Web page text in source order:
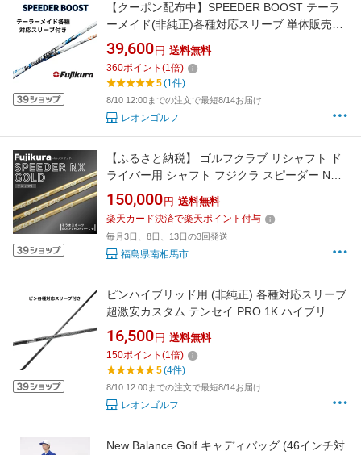
【クーポン配布中】SPEEDER BOOST テーラ
ーメイド(非純正)各種対応スリーブ 単体販売不
可 スピーダーブースト FUJIKURA フジクラ
39,600 円 送料無料
360ポイント (1倍)
5(1件)
8/10 12:00までの注文で最短8/14お届け
レオンゴルフ
【ふるさと納税】 ゴルフクラブ リシャフト ド
ライバー用 シャフト フジクラ スピーダー NX
ゴールド ｜ Fujikura 藤倉 ドライバー Speeder
NX GOLD そうまスポーツ bx003-aa
150,000 円 送料無料
楽天カード決済で楽天ポイント付与
毎月3日、8日、13日の3回発送
福島県南相馬市
ピンハイブリッド用 (非純正) 各種対応スリーブ
超激安カスタム テンセイ PRO 1K ハイブリッ
ド
16,500 円 送料無料
150ポイント (1倍)
5(4件)
8/10 12:00までの注文で最短8/14お届け
レオンゴルフ
New Balance Golf キャディバッグ (46インチ対